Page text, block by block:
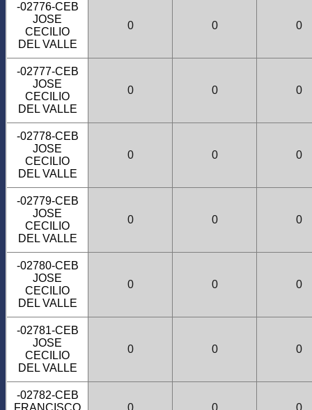
-02776-CEB
JOSE
CECILIO
DEL VALLE
0 0 0
-02777-CEB
JOSE
CECILIO
DEL VALLE
0 0 0
-02778-CEB
JOSE
CECILIO
DEL VALLE
0 0 0
-02779-CEB
JOSE
CECILIO
DEL VALLE
0 0 0
-02780-CEB
JOSE
CECILIO
DEL VALLE
0 0 0
-02781-CEB
JOSE
CECILIO
DEL VALLE
0 0 0
-02782-CEB